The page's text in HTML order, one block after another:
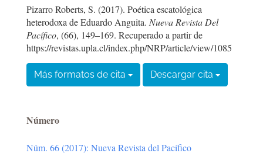
artículo
Pizarro Roberts, S. (2017). Poética escatológica
heterodoxa de Eduardo Anguita. Nueva Revista Del
Pacífico, (66), 149–169. Recuperado a partir de
https://revistas.upla.cl/index.php/NRP/article/view/1085
Más formatos de cita Descargar cita
Número
Núm. 66 (2017): Nueva Revista del Pacífico